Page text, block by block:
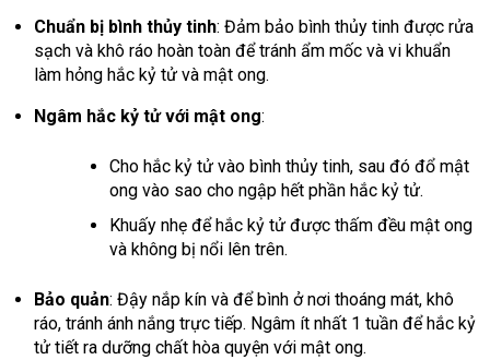
Chuẩn bị bình thủy tinh: Đảm bảo bình thủy tinh được rửa
sạch và khô ráo hoàn toàn để tránh ẩm mốc và vi khuẩn
làm hỏng hắc kỷ tử và mật ong.
Ngâm hắc kỷ tử với mật ong:
Cho hắc kỷ tử vào bình thủy tinh, sau đó đổ mật
ong vào sao cho ngập hết phần hắc kỷ tử.
Khuấy nhẹ để hắc kỷ tử được thấm đều mật ong
và không bị nổi lên trên.
Bảo quản: Đậy nắp kín và để bình ở nơi thoáng mát, khô
ráo, tránh ánh nắng trực tiếp. Ngâm ít nhất 1 tuần để hắc kỷ
tử tiết ra dưỡng chất hòa quyện với mật ong.